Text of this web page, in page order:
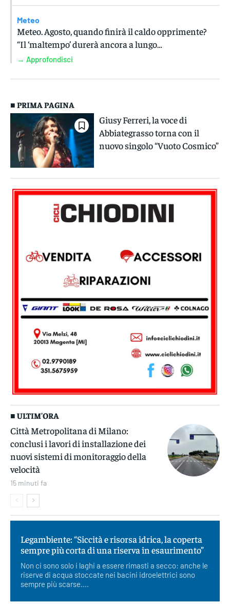
Meteo
Meteo. Agosto, quando finirà il caldo opprimente?
“Il ‘maltempo’ durerà ancora a lungo…
→ Approfondisci
■ PRIMA PAGINA
Giusy Ferreri, la voce di
Abbiategrasso torna con il
nuovo singolo “Vuoto Cosmico”
■ ULTIM'ORA
Città Metropolitana di Milano:
conclusi i lavori di installazione dei
nuovi sistemi di monitoraggio della
velocità
15 minuti fa
Legambiente: “Siccità e risorsa idrica, la coperta
sempre più corta di una riserva in esaurimento”
Non ci sono solo i laghi a essere rimasti a secco: anche le
riserve di acqua stoccate nei bacini idroelettrici sono
sempre più scarse....